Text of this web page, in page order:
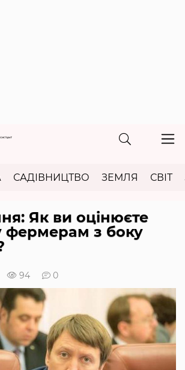
САДІВНИЦТВО ЗЕМЛЯ СВІТ
Як ви оцінюєте
фермерам з боку
94 0